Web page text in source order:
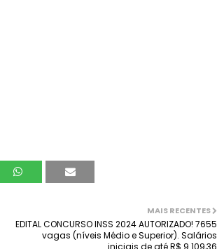
MAIS RECENTES
EDITAL CONCURSO INSS 2024 AUTORIZADO! 7655
vagas (níveis Médio e Superior). Salários
iniciais de até R$ 9.109,36